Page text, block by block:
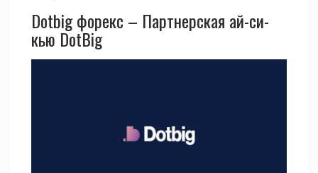
Dotbig форекс – Партнерская ай-си-
кью DotBig